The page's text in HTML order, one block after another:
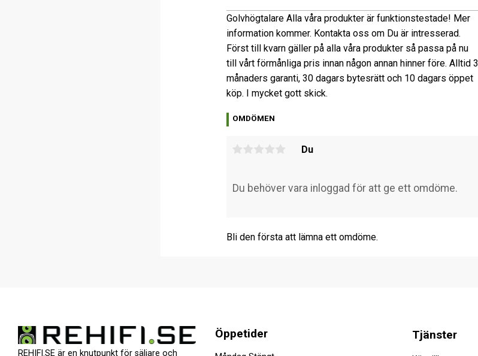
Golvhögtalare Alla våra produkter är funktionstestade! Mer
information kommer. Kontakta oss om Du är intresserad.
Först till kvarn gäller på alla våra produkter så passa på nu
till vårt förmånliga pris innan någon annan hinner före. Alltid 3
månaders garanti, 30 dagars bytesrätt och 10 dagars öppet
köp. I mycket gott skick.
OMDÖMEN
Du
Bli den första att lämna ett omdöme.
REHIFI.SE är en knutpunkt för säljare och
Öppetider Tjänster